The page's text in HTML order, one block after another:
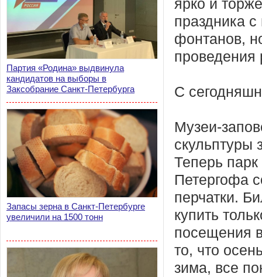
Партия «Родина» выдвинула
кандидатов на выборы в
Заксобрание Санкт-Петербурга
Запасы зерна в Санкт-Петербурге
увеличили на 1500 тонн
ярко и
праздника с
фонтанов,
проведения
С
Музеи-
скульптуры
Теперь парк
Петергофа
перчатки.
купить
посещения
то, что
зима, все